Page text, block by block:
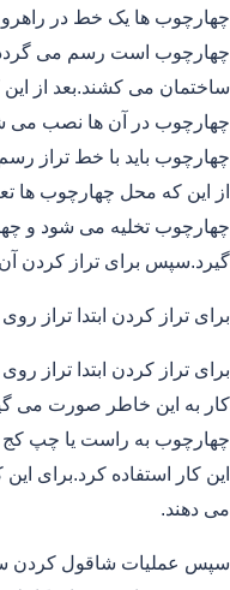
چهارچوب ها یک خط در
چهارچوب است رسم می
ساختمان می کشند.بعد از
چهارچوب در آن ها نصب می
چهارچوب باید با خط تراز
از این که محل چهارچوب ها
چهارچوب تخلیه می شود و
گیرد.سپس برای تراز کردن
برای تراز کردن ابتدا تراز
برای تراز کردن ابتدا تراز
کار به این خاطر صورت می
چهارچوب به راست یا چپ کج
این کار استفاده کرد.برای
می دهند.
سپس عملیات شاقول کردن